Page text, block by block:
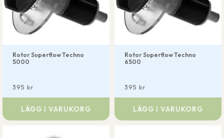
Rotor Superflow Techno
5000
395 kr
LÄGG I VARUKORG
Rotor Superflow Techno
6500
395 kr
LÄGG I VARUKORG